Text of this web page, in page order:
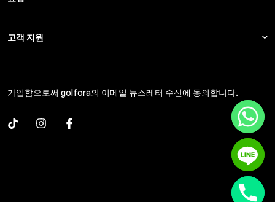
고객 지원
가입함으로써 golfora의 이메일 뉴스레터 수신에 동의합니다.